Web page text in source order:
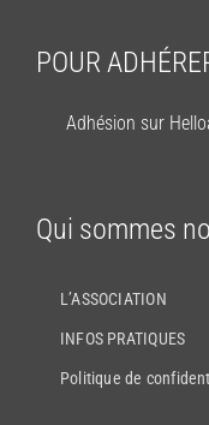
POUR
Adhésion sur
Qui sommes
L’ASSOCIATION
INFOS PRATIQUES
Politique de